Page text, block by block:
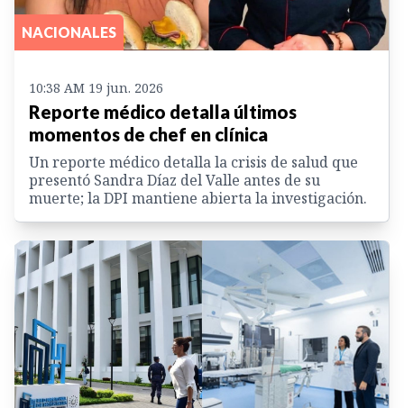
NACIONALES
10:38 AM 19 jun. 2026
Reporte médico detalla últimos
momentos de chef en clínica
Un reporte médico detalla la crisis de salud que
presentó Sandra Díaz del Valle antes de su
muerte; la DPI mantiene abierta la investigación.